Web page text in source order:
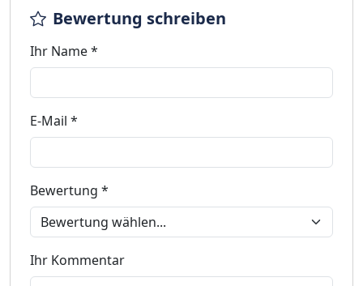
Bewertung schreiben
Ihr Name *
E-Mail *
Bewertung *
Ihr Kommentar